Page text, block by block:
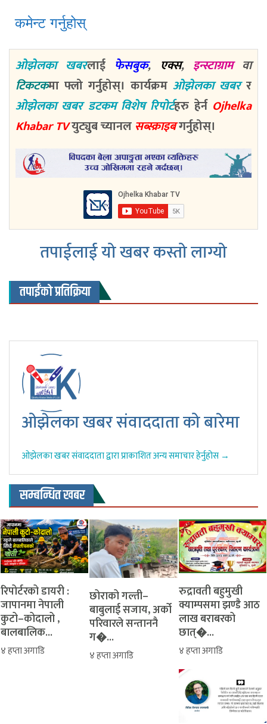
कमेन्ट गर्नुहोस्
ओझेलका खबरलाई फेसबुक, एक्स, इन्स्टाग्रामवा
टिकटकमा फ्लो गर्नुहोस्। कार्यक्रम ओझेलका खबरर
ओझेलका खबर डटकम विशेष रिपोर्टहरु हेर्न Ojhelka
Khabar TVयुट्युब च्यानल सब्स्क्राइबगर्नुहोस्।
तपाईलाई यो खबर कस्तो लाग्यो
तपाईंको प्रतिक्रिया
ओझेलका खबर संवाददाता को बारेमा
ओझेलका खबर संवाददाता द्वारा प्राकाशित अन्य समाचार हेर्नुहोस →
सम्बन्धित खबर
रिपोर्टरको डायरी :
जापानमा नेपाली
कुटो–कोदालो ,
बालबालिक...
४ हप्ता अगाडि
‎​छोराको गल्ती–
बाबुलाई सजाय, अर्को
परिवारले सन्ताननै
ग�...
४ हप्ता अगाडि
रुद्रावती बहुमुखी
क्याम्पसमा झण्डै आठ
लाख बराबरको
छात्�...
४ हप्ता अगाडि